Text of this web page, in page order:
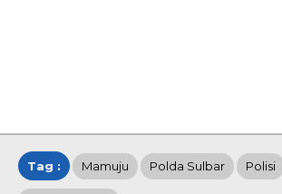
Tag : Mamuju Polda Sulbar Polisi